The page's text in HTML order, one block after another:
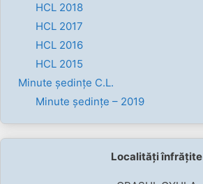
HCL 2018
HCL 2017
HCL 2016
HCL 2015
Minute ședințe C.L.
Minute ședințe – 2019
Localități înfrățite